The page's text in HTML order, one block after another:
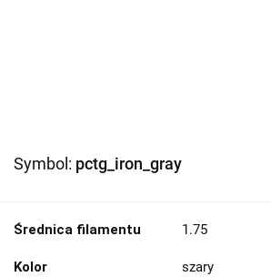
Symbol: pctg_iron_gray
Średnica filamentu 1.75
Kolor szary